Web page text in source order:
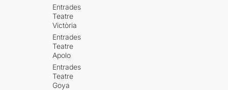
Entrades
Teatre
Victòria
Entrades
Teatre
Apolo
Entrades
Teatre
Goya